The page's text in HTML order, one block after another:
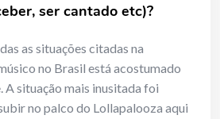
ser cantado etc)?
as situações citadas na
no Brasil está acostumado
A situação mais inusitada foi
no palco do Lollapalooza aqui